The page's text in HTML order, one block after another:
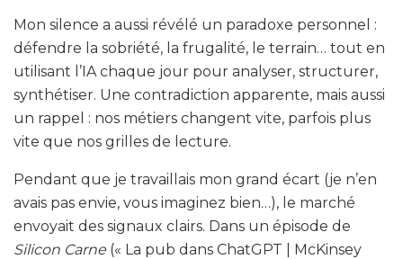
Mon silence a aussi révélé un paradoxe personnel :
défendre la sobriété, la frugalité, le terrain… tout en
utilisant l’IA chaque jour pour analyser, structurer,
synthétiser. Une contradiction apparente, mais aussi
un rappel : nos métiers changent vite, parfois plus
vite que nos grilles de lecture.
Pendant que je travaillais mon grand écart (je n’en
avais pas envie, vous imaginez bien…), le marché
envoyait des signaux clairs. Dans un épisode de
Silicon Carne (« La pub dans ChatGPT | McKinsey